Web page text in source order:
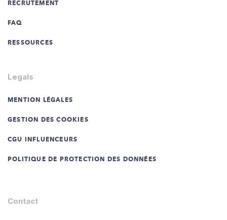
RECRUTEMENT
FAQ
RESSOURCES
Legals
MENTION LÉGALES
GESTION DES COOKIES
CGU INFLUENCEURS
POLITIQUE DE PROTECTION DES DONNÉES
Contact